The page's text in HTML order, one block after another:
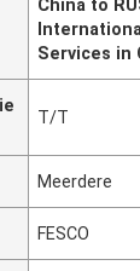
China to
Services in
T/T
Meerdere
FESCO